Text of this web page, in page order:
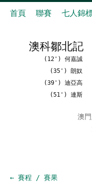
首頁 聯賽 七人錦
澳科鄒北記
(12') 何嘉誠
(35') 朗奴
(39') 迪亞高
(51') 連斯
澳
← 賽程 / 賽果